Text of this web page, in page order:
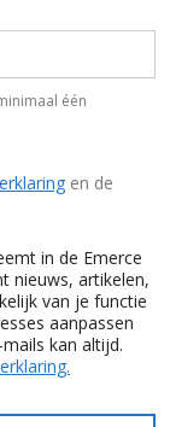
één
en de
in de Emerce
nieuws, artikelen,
van je functie
aanpassen
kan altijd.